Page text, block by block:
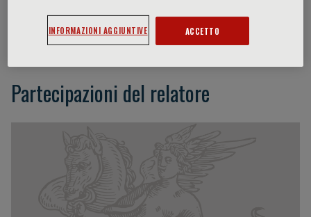
Aurelia Grosu
Partecipazioni del relatore
INFORMAZIONI AGGIUNTIVE ACCETTO